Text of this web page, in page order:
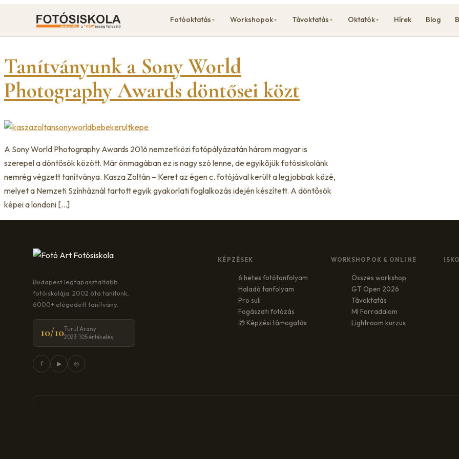
tartalomhoz
Fotóoktatás ▼ Workshopok▼ Távoktatás ▼ Oktatók▼ Hírek Blog
Tanítványunk a Sony World
Photography Awards döntősei közt
A Sony World Photography Awards 2016 nemzetközi fotópályázatán három magyar is
szerepel a döntősök között. Már önmagában ez is nagy szó lenne, de egyikőjük fotósiskolánk
nemrég végzett tanítványa. Kasza Zoltán – Keret az égen c. fotójával került a legjobbak közé,
melyet a Nemzeti Színháznál tartott egyik gyakorlati foglalkozás idején készített. A döntősök
képei a londoni […]
Budapest legtapasztaltabb
fotóiskolája. 2002 óta tanítunk,
6000+ elégedett tanítvány.
10/10Turul Arany
2023 · 105 értékelés
f ▶ ◎
KÉPZÉSEK
6 hetes fotótanfolyam
Haladó tanfolyam
Pro suli
Fogászati fotózás
🎁 Képzési támogatás
WORKSHOPOK & ONLINE
Összes workshop
GT Open 2026
Távoktatás
MI Forradalom
Lightroom kurzus